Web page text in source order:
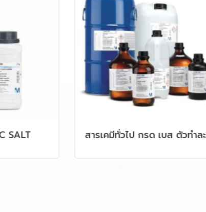
สารเคมีทั่วไป กรด เบส ตัวทำละลาย
สา